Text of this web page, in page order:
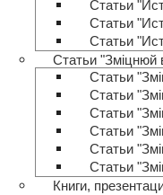
Статьи
Статьи
Статьи
Статьи "Зміцнюй
Статьи
Статьи
Статьи
Статьи
Статьи
Статьи
Книги,